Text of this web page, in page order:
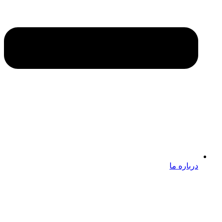
درباره ما